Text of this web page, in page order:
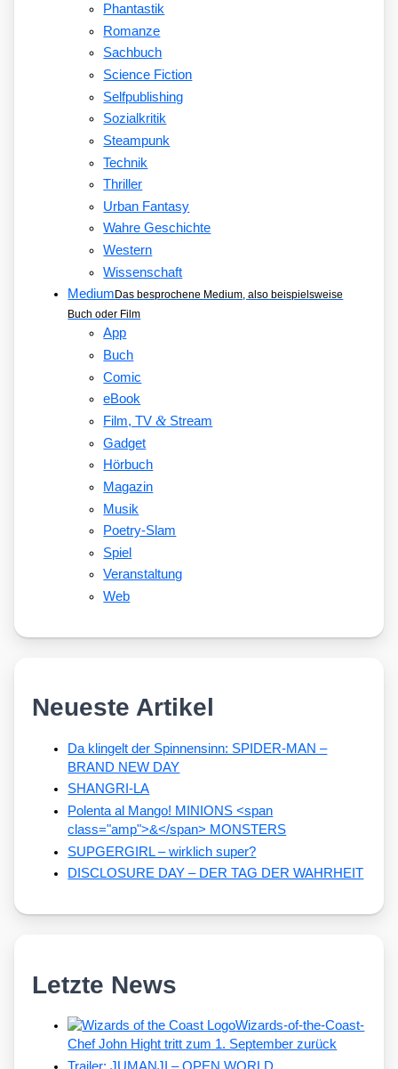
Phantastik
Romanze
Sachbuch
Science Fiction
Selfpublishing
Sozialkritik
Steampunk
Technik
Thriller
Urban Fantasy
Wahre Geschichte
Western
Wissenschaft
Medium Das besprochene Medium, also beispielsweise
Buch oder Film
App
Buch
Comic
eBook
Film, TV&Stream
Gadget
Hörbuch
Magazin
Musik
Poetry-Slam
Spiel
Veranstaltung
Web
Neueste Artikel
Da klingelt der Spinnensinn: SPIDER-MAN –
BRAND NEW DAY
SHANGRI-LA
Polenta al Mango! MINIONS <span
class="amp">&</span> MONSTERS
SUPGERGIRL – wirklich super?
DISCLOSURE DAY – DER TAG DER WAHRHEIT
Letzte News
Wizards-of-the-Coast-
Chef John Hight tritt zum 1. September zurück
Trailer: JUMANJI – OPEN WORLD